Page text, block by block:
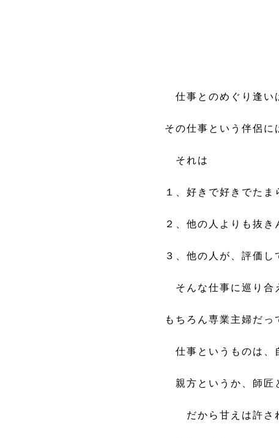
仕事とのめぐり逢い
その仕事という伴侶に
それは
１、好きで好きでたま
２、他の人よりも抜き
３、他の人が、評価し
そんな仕事に巡り合
もちろん専業主婦だっ
仕事というものは、
親方というか、師匠
だから甘えは許され